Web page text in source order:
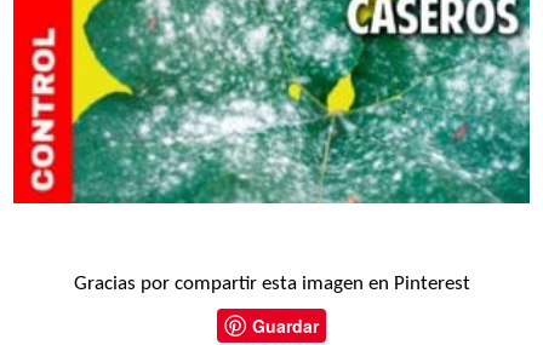
Gracias por compartir esta imagen en Pinterest
Guardar